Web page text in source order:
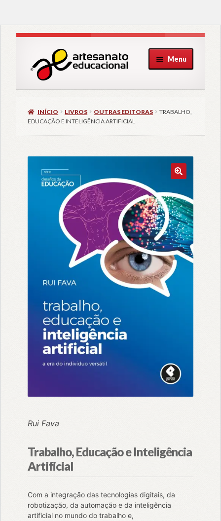
para
navegação
para
conteúdo
Menu
INÍCIO LIVROS OUTRAS EDITORAS
TRABALHO,
EDUCAÇÃO E INTELIGÊNCIA ARTIFICIAL
Rui Fava
Trabalho, Educação e Inteligência
Artificial
Com a integração das tecnologias digitais, da
robotização, da automação e da inteligência
artificial no mundo do trabalho e,